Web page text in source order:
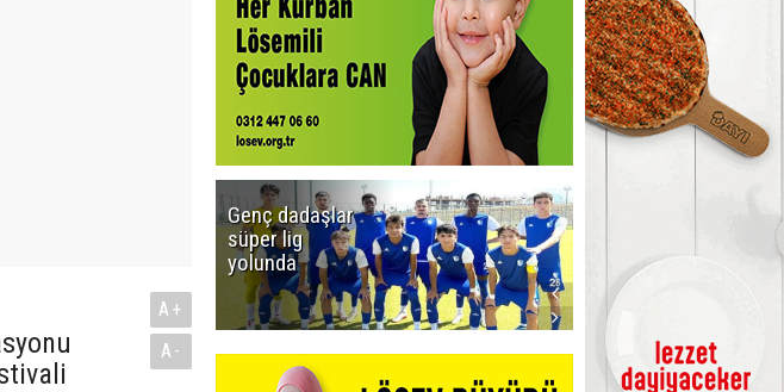
A+
A-
Genç dadaşlar
süper lig
yolunda
Kiralık Yat
Seçenekleri ile
Tekne Tatilini
Planlayın